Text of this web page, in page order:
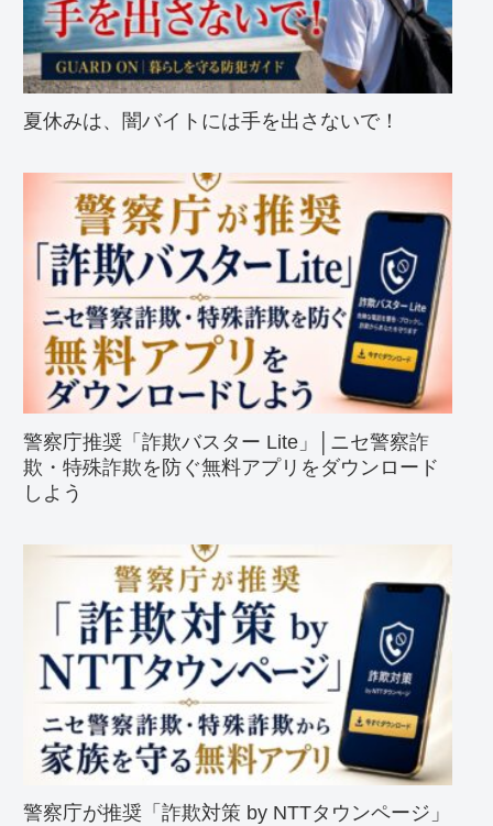
夏休みは、闇バイトには手を出さないで！
警察庁推奨「詐欺バスター Lite」│ニセ警察詐
欺・特殊詐欺を防ぐ無料アプリをダウンロード
しよう
警察庁が推奨「詐欺対策 by NTTタウンページ」